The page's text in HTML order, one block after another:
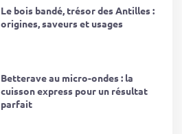
Le bois bandé, trésor des Antilles :
origines, saveurs et usages
Betterave au micro-ondes : la
cuisson express pour un résultat
parfait